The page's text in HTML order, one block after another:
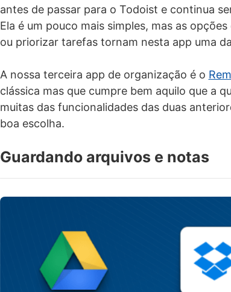
antes de passar para o Todoist e continua
Ela é um pouco mais simples, mas as
ou priorizar tarefas tornam nesta app uma
A nossa terceira app de organização é o
clássica mas que cumpre bem aquilo que a
muitas das funcionalidades das duas
boa escolha.
Guardando arquivos e notas